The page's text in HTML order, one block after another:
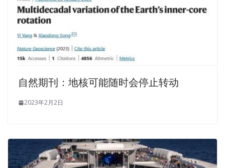
自然期刊：地核可能随时会停止转动
2023年2月2日